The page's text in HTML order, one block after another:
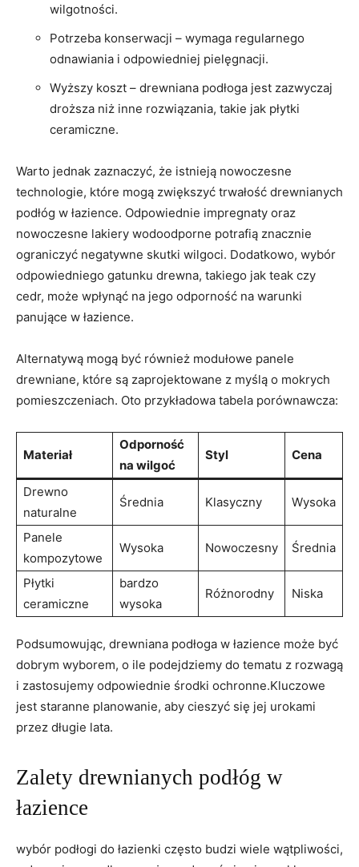
wilgotności.
Potrzeba konserwacji⁣ – wymaga regularnego
odnawiania i odpowiedniej pielęgnacji.
Wyższy⁤ koszt⁣ – drewniana podłoga ⁣jest ‍zazwyczaj
droższa niż⁣ inne rozwiązania, takie jak⁤ płytki
ceramiczne.
Warto jednak zaznaczyć, że ⁣istnieją nowoczesne ​
technologie, które mogą ⁤zwiększyć trwałość drewnianych
podłóg w łazience. Odpowiednie impregnaty​ oraz
nowoczesne lakiery wodoodporne potrafią znacznie⁤
ograniczyć ⁤negatywne skutki wilgoci.​ Dodatkowo, wybór
odpowiedniego gatunku drewna, ⁣takiego jak teak ⁤czy
cedr, może wpłynąć na​ jego ​odporność na warunki
panujące w łazience.
Alternatywą mogą być również ⁣modułowe panele
drewniane,‌ które są zaprojektowane‍ z myślą ⁤o mokrych
pomieszczeniach. Oto przykładowa tabela porównawcza:
Materiał
Odporność
na wilgoć
Styl Cena
Drewno
⁤naturalne
Średnia Klasyczny Wysoka
Panele
kompozytowe
Wysoka Nowoczesny Średnia
Płytki
ceramiczne
bardzo
wysoka
Różnorodny Niska
Podsumowując,‍ drewniana podłoga w łazience może być
dobrym wyborem, o ile podejdziemy ​do tematu z ‍rozwagą
i zastosujemy odpowiednie środki⁢ ochronne.Kluczowe
⁣jest staranne planowanie, aby cieszyć się jej urokami⁢
przez długie lata.
Zalety drewnianych podłóg w⁢
łazience
wybór podłogi do łazienki ⁤często ‌budzi wiele ⁣wątpliwości,